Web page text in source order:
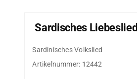
Sardisches Liebeslied
Sardinisches Volkslied
Artikelnummer: 12442